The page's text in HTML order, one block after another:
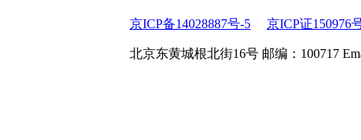
京ICP备14028887号-5 京ICP证150976
北京东黄城根北街16号 邮编：100717